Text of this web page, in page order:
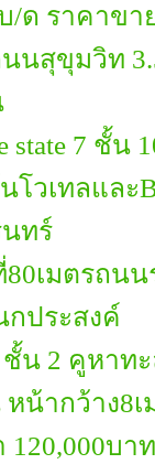
/ด ราคาข
นสุขุมวิท
state 7 ชั้น
โวเทลและ
ทร์
เมตรถน
กประสงค์
น 2 คูหาท
น้ากว้าง8เ
120,000บ